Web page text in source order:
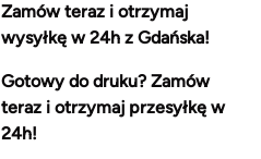
Zamów teraz i otrzymaj
wysyłkę w 24h z Gdańska!
Gotowy do druku? Zamów
teraz i otrzymaj przesyłkę w
24h!